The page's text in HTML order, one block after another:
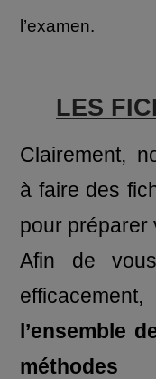
l’examen.
LES
Clairement,
à faire des
pour préparer
Afin de
l’ensemble